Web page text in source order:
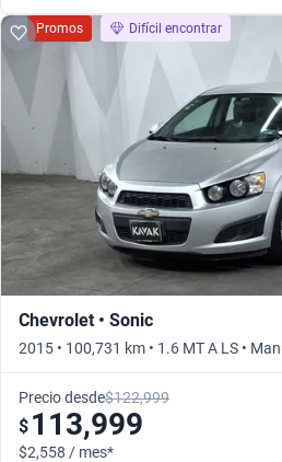
Promos Difícil encontrar
Chevrolet • Sonic
2015 • 100,731 km • 1.6 MT A LS •
Precio desde$122,999
$ 113,999
$2,558 / mes*